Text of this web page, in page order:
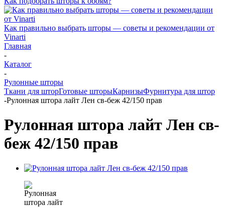
Как правильно выбрать шторы — советы и рекомендации от
Vinarti
Главная
-
Каталог
-
Рулонные шторы
Ткани для шторГотовые шторыКарнизыФурнитура для штор
-Рулонная штора лайт Лен св-беж 42/150 прав
Рулонная штора лайт Лен св-
беж 42/150 прав